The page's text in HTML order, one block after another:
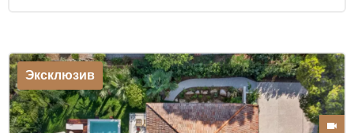
Эксклюзив